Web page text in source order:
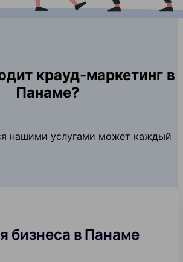
крауд-маркетинг в
Панаме?
нашими услугами может каждый
бизнеса в Панаме